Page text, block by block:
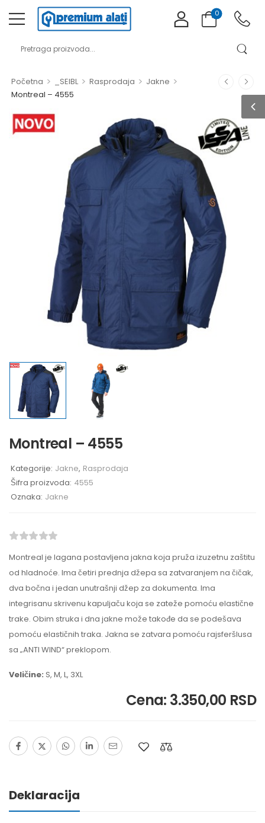
0
Početna > _SEIBL > Rasprodaja > Jakne >
Montreal – 4555
Montreal – 4555
Kategorije: Jakne, Rasprodaja
Šifra proizvoda: 4555
Oznaka: Jakne
Montreal je lagana postavljena jakna koja pruža izuzetnu zaštitu
od hladnoće. Ima četiri prednja džepa sa zatvaranjem na čičak,
dva bočna i jedan unutrašnji džep za dokumenta. Ima
integrisanu skrivenu kapuljaču koja se zateže pomoću elastične
trake. Obim struka i dna jakne može takođe da se podešava
pomoću elastičnih traka. Jakna se zatvara pomoću rajsferšlusa
sa „ANTI WIND“ preklopom.
Veličine: S, M, L, 3XL
Cena: 3.350,00 RSD
Deklaracija